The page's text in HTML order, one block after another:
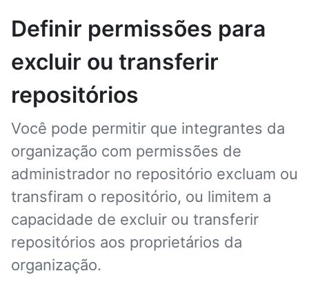
Definir permissões para
excluir ou transferir
repositórios
Você pode permitir que integrantes da
organização com permissões de
administrador no repositório excluam ou
transfiram o repositório, ou limitem a
capacidade de excluir ou transferir
repositórios aos proprietários da
organização.